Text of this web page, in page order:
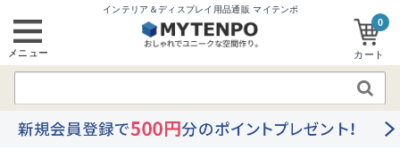
インテリア＆ディスプレイ用品通販 マイテンポ
0
カート
メニュー